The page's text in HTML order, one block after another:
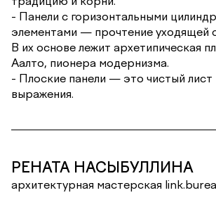
- Панели с горизонтальными
элементами — прочтение уходящей
В их основе лежит архетипическая
Аалто, пионера модернизма.
- Плоские панели — это чистый лист
выражения.
РЕНАТА НАСЫБУЛЛИНА
архитектурная мастерская